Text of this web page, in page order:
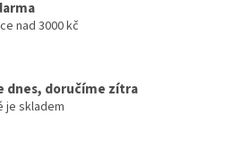
nad 3000 kč
dnes, doručíme zítra
je skladem